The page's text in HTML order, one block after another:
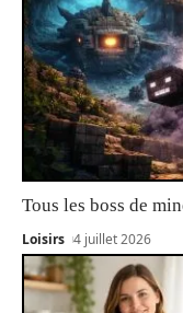
Tous les boss de
Loisirs 4 juillet 2026